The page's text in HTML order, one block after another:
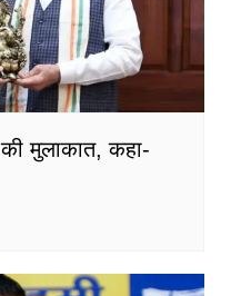
मुलाकात, कहा-